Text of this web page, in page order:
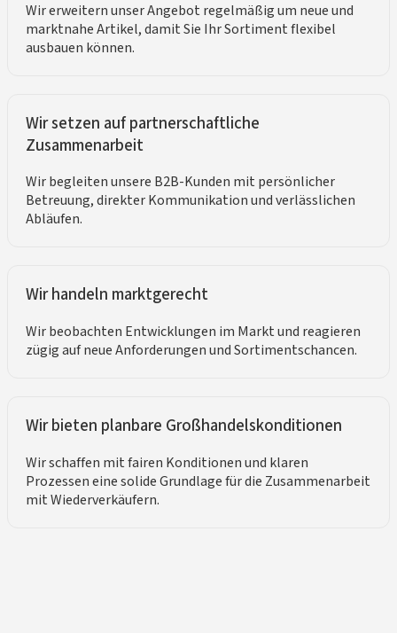
Wir erweitern unser Angebot regelmäßig um neue und
marktnahe Artikel, damit Sie Ihr Sortiment flexibel
ausbauen können.
Wir setzen auf partnerschaftliche
Zusammenarbeit
Wir begleiten unsere B2B-Kunden mit persönlicher
Betreuung, direkter Kommunikation und verlässlichen
Abläufen.
Wir handeln marktgerecht
Wir beobachten Entwicklungen im Markt und reagieren
zügig auf neue Anforderungen und Sortimentschancen.
Wir bieten planbare Großhandelskonditionen
Wir schaffen mit fairen Konditionen und klaren
Prozessen eine solide Grundlage für die Zusammenarbeit
mit Wiederverkäufern.